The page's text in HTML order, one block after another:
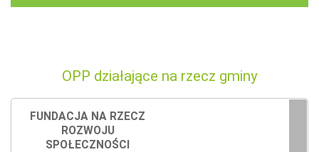
OPP działające na rzecz gminy
FUNDACJA NA RZECZ
ROZWOJU
SPOŁECZNOŚCI